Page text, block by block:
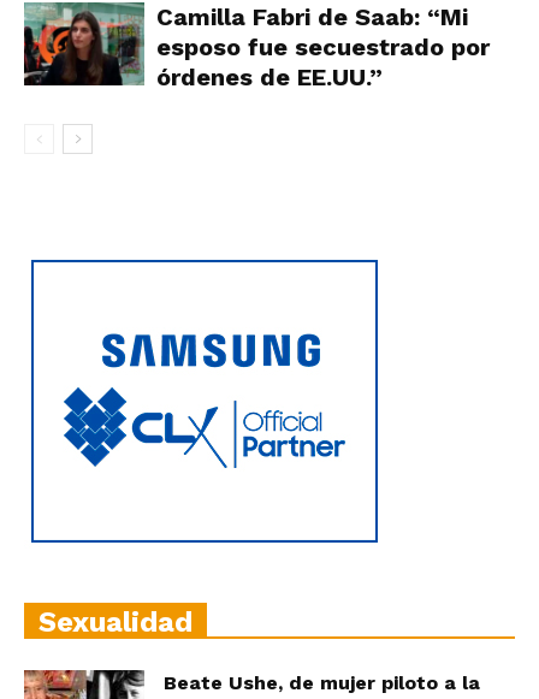
Camilla Fabri de Saab: “Mi
esposo fue secuestrado por
órdenes de EE.UU.”
Sexualidad
Beate Ushe, de mujer piloto a la